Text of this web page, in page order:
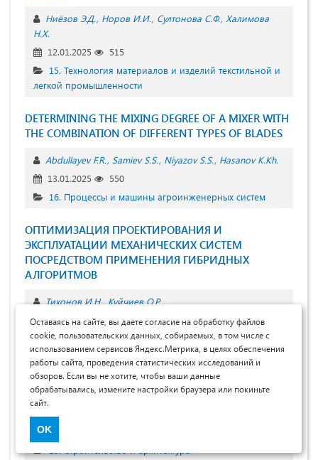
Ниёзов Э.Д. Норов И.И. Султонова С.Ф. Халимова
Н.Х.
12.01.2025
515
15. Технология материалов и изделий текстильной и
легкой промышленности
DETERMINING THE MIXING DEGREE OF A MIXER WITH
THE COMBINATION OF DIFFERENT TYPES OF BLADES
Abdullayev F.R. Samiev S.S. Niyazov S.S. Hasanov K.Kh.
13.01.2025
550
16. Процессы и машины агроинженерных систем
ОПТИМИЗАЦИЯ ПРОЕКТИРОВАНИЯ И
ЭКСПЛУАТАЦИИ МЕХАНИЧЕСКИХ СИСТЕМ
ПОСРЕДСТВОМ ПРИМЕНЕНИЯ ГИБРИДНЫХ
АЛГОРИТМОВ
Тихонов И.Н. Куйчиев О.Р.
12.01.2025
393
19. Строительство и архитектура
ОПРЕДЕЛЕНИЕ СОЕДИНЕНИЙ ЭЛЕМЕНТОВ ДЛЯ
ДЕРЕВЯННЫХ КОНСТРУКЦИЙ
19.01.2025
19. Строительство и архитектура
Оставаясь на сайте, вы даете согласие на обработку файлов
cookie, пользовательских данных, собираемых, в том числе с
использованием сервисов Яндекс.Метрика, в целях обеспечения
работы сайта, проведения статистических исследований и
обзоров. Если вы не хотите, чтобы ваши данные
обрабатывались, измените настройки браузера или покиньте
сайт.
OK